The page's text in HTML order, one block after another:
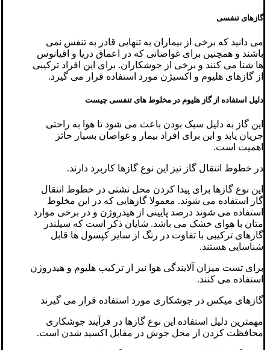
گازهای تنفسی
می دانید که برخی از بیماران به تنهایی قادر به تنفس نمی
باشند و همچنین برای غواصانی که در اعماق دریا و اقیانوس
ها شنا می کنند و برخی از جوشکاران. برای این افراد ترکیبی
از گازهای هلیوم و اکسیژن مورد استفاده قرار می گیرد.
دلیل استفاده از گاز هلیوم در مخلوط های تنفسی چیست
این گاز به دلیل سبک بودن باعث می شود تا هوا به راحتی
جریان یابد و این برای افراد بیمار و غواصان بسیار حائز
اهمیت است.
در خطوط انتقال گاز نیز این نوع گازها کاربرد دارند.
این نوع گازها برای پیدا کردن محل نشتی در خطوط انتقال
گاز استفاده می شوند. معمولا گازهایی که در این مخلوط
استفاده می شوند درصد پایینی از هیدروژن و در برخی موارد
متان با هوای خشک می باشد. شایان ذکر است که سیلندر
گازهای ترکیبی با تفاوت در رنگ از سایر کپسول ها قابل
شناسایی هستند.
برای تست میزان آلایندگی هوا نیز از ترکیب هلیوم و هیدروژن
استفاده می کنند.
گازهای میکس در جوشکاری مورد استفاده قرار می گیرند
مهمترین دلیل استفاده این نوع گازها در فرآیند جوشکاری
محافظت کردن از محل جوش در مقابل اکسید شدن است.